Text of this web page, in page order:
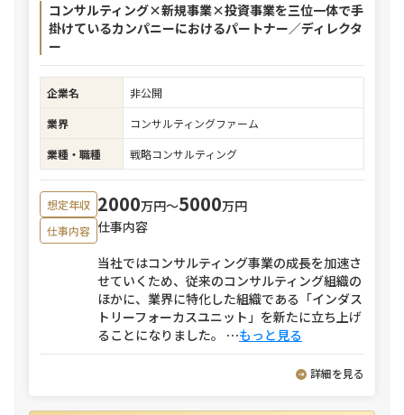
コンサルティング×新規事業×投資事業を三位一体で手
掛けているカンパニーにおけるパートナー／ディレクタ
ー
企業名
非公開
業界
コンサルティングファーム
業種・職種
戦略コンサルティング
想定年収 2000万円〜5000万円
仕事内容 仕事内容
当社ではコンサルティング事業の成長を加速さ
せていくため、従来のコンサルティング組織の
ほかに、業界に特化した組織である「インダス
トリーフォーカスユニット」を新たに立ち上げ
ることになりました。 ⋯もっと見る
詳細を見る